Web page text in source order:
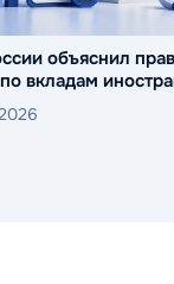
объяснил
вкладам